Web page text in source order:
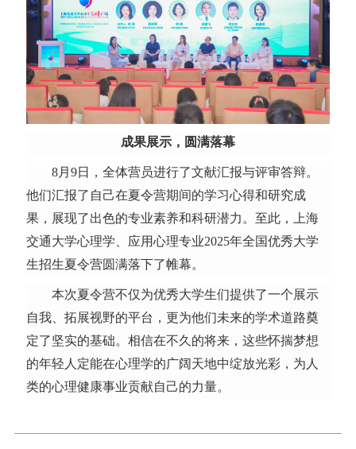
成果展示，圆满落幕
8月9日，全体营员进行了文献汇报与评审答辩。
他们汇报了自己在夏令营期间的学习心得和研究成
果，展现了出色的专业素养和科研潜力。至此，上海
交通大学心理学、应用心理专业2025年全国优秀大学
生招生夏令营圆满落下了帷幕。
本次夏令营不仅为优秀大学生们提供了一个展示
自我、拓展视野的平台，更为他们未来的学术道路奠
定了坚实的基础。相信在不久的将来，这些怀揣梦想
的年轻人定能在心理学的广阔天地中绽放光彩，为人
类的心理健康事业贡献自己的力量。